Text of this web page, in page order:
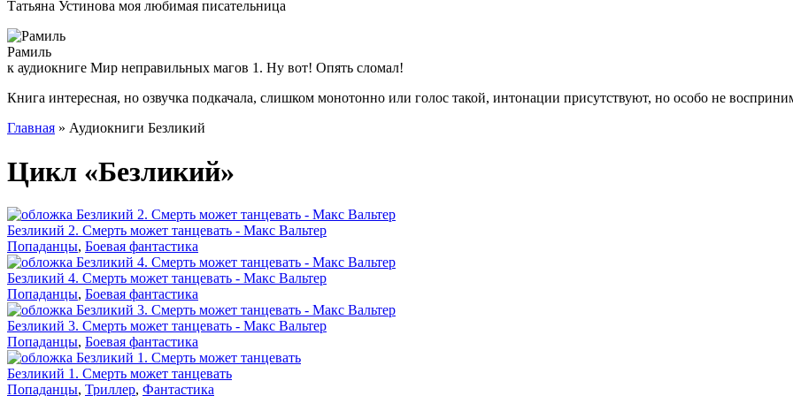
Татьяна Устинова моя любимая писательница
Рамиль
к аудиокниге Мир неправильных магов 1. Ну вот! Опять сломал!
Книга интересная, но озвучка подкачала, слишком монотонно или голос такой, интонации присутствуют, но особо не
Главная » Аудиокниги Безликий
Цикл «Безликий»
Безликий 2. Смерть может танцевать - Макс Вальтер
Попаданцы, Боевая фантастика
Безликий 4. Смерть может танцевать - Макс Вальтер
Попаданцы, Боевая фантастика
Безликий 3. Смерть может танцевать - Макс Вальтер
Попаданцы, Боевая фантастика
Безликий 1. Смерть может танцевать
Попаданцы, Триллер, Фантастика